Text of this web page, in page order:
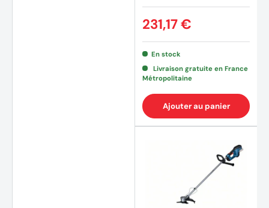
(1
231,17 €
En stock
Livraison gratuite en France
Métropolitaine
Ajouter au panier